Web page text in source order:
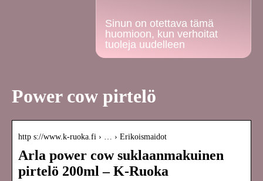
Sinun on otettava tämä
huomioon, kun verhoitat
tuoleja uudelleen
Power cow pirtelö
http s://www.k-ruoka.fi › … › Erikoismaidot
Arla power cow suklaanmakuinen
pirtelö 200ml – K-Ruoka